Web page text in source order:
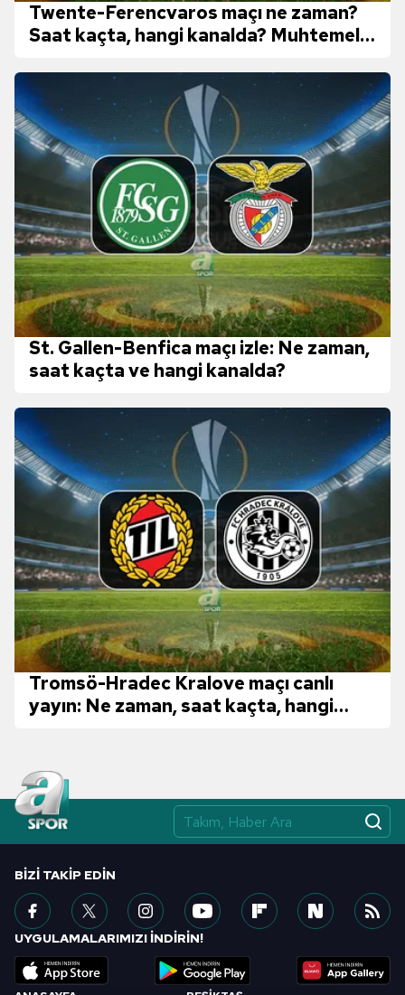
Twente-Ferencvaros maçı ne zaman?
Saat kaçta, hangi kanalda? Muhtemel
St. Gallen-Benfica maçı izle: Ne zaman,
saat kaçta ve hangi kanalda?
Tromsö-Hradec Kralove maçı canlı
yayın: Ne zaman, saat kaçta, hangi
BIZI TAKIP EDIN
UYGULAMALARIMIZI İNDİRİN!